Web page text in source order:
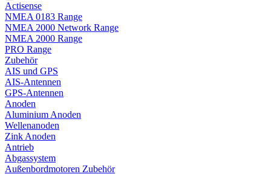
Actisense
NMEA 0183 Range
NMEA 2000 Network Range
NMEA 2000 Range
PRO Range
Zubehör
AIS und GPS
AIS-Antennen
GPS-Antennen
Anoden
Aluminium Anoden
Wellenanoden
Zink Anoden
Antrieb
Abgassystem
Außenbordmotoren Zubehör